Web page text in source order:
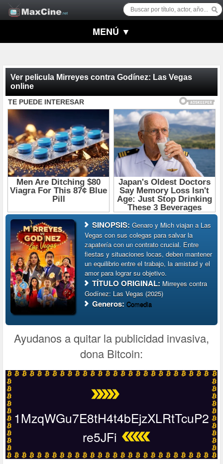
MENÚ ▼
Ver pelicula Mirreyes contra Godínez: Las Vegas
online
SINOPSIS:Genaro y Mich viajan a Las
Vegas con sus colegas para salvar la
zapatería con un contrato crucial. Entre
fiestas y situaciones locas, deben mantener
un equilibrio entre el trabajo, la amistad y el
amor para lograr su objetivo.
TÍTULO ORIGINAL: Mirreyes contra
Godínez: Las Vegas (2025)
Generos:Comedia
Ayudanos a quitar la publicidad invasiva,
dona Bitcoin:
1MzqWGu7E8tH4t4bEjzXLRtTcuP2
re5JFi